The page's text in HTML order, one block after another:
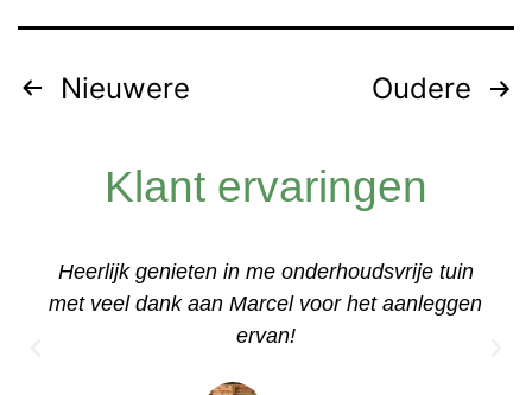
Nieuwere Oudere
Klant ervaringen
Een stuk kunstgras besteld voor onze
relaxruimte op kantoor, erg makkelijk aan te
leggen met de video's